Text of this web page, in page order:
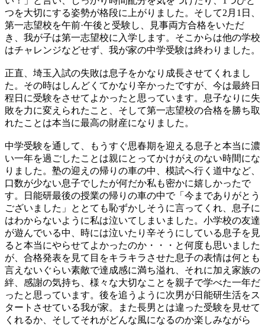
つを大切にする姿勢が格段に上がりました。そして2月1日、
第一志望校を午前·午後と受験し、見事両方合格をいただ
き、我が子は第一志望校に入学します。そこからは他の学校
はチャレンジなどせず、我が家の中学受験は終わりました。
正直、埼玉入試の失敗は息子をかなり成長させてくれまし
た。その時はしんどくてかなり辛かったですが、今は最終日
程日に受験をさせてよかったと思っています。息子なりに失
敗を力に変えられたこと、そして第一志望校の合格を勝ち取
れたことは本当に最高の財産になりました。
中学受験を通して、もうすぐ思春期を迎える息子と本当に濃
い一年を過ごしたことは親にとってかけがえのない時間にな
りました。塾の迎えの帰りの車の中、模試へ行く道中など、
口数が少ない息子でしたが何だか私も密かに嬉しかったで
す。日能研最後の授業の帰りの車の中で「今までありがとう
ございました」ととても恥ずかしそうに言ってくれ、息子に
はわからないように私は泣いてしまいました。小学校の友達
が遊んでいる中、時には泣いたり辛そうにしている息子を見
ると本当にやらせてよかったのか・・・と何度も思いました
が、合格発表を見て目をキラキラさせた息子の表情は何とも
言えないぐらい素敵で達成感に満ち溢れ、それに加え家族の
絆、感謝の気持ち、様々な大切なことを親子で学べた一年だ
ったと思っています。後を追うように次男が日能研生活をス
タートさせている我が家。また長男とは違った受験を見せて
くれるか、そしてそれがどんな風になるのか楽しみながら